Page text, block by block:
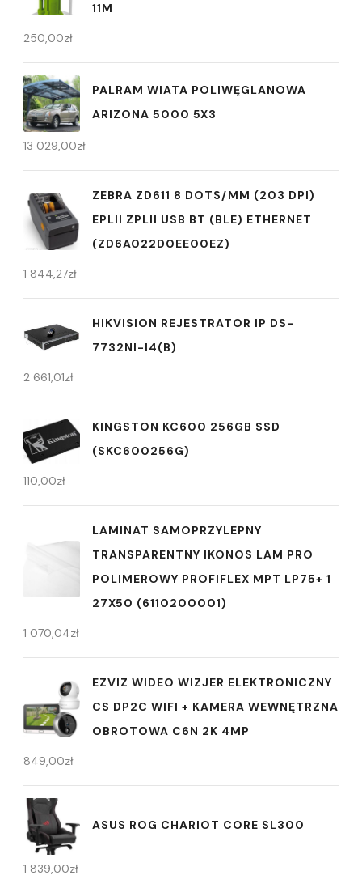
11M
250,00zł
PALRAM WIATA POLIWĘGLANOWA
ARIZONA 5000 5X3
13 029,00zł
ZEBRA ZD611 8 DOTS/MM (203 DPI)
EPLII ZPLII USB BT (BLE) ETHERNET
(ZD6A022D0EE00EZ)
1 844,27zł
HIKVISION REJESTRATOR IP DS-
7732NI-I4(B)
2 661,01zł
KINGSTON KC600 256GB SSD
(SKC600256G)
110,00zł
LAMINAT SAMOPRZYLEPNY
TRANSPARENTNY IKONOS LAM PRO
POLIMEROWY PROFIFLEX MPT LP75+ 1
27X50 (6110200001)
1 070,04zł
EZVIZ WIDEO WIZJER ELEKTRONICZNY
CS DP2C WIFI + KAMERA WEWNĘTRZNA
OBROTOWA C6N 2K 4MP
849,00zł
ASUS ROG CHARIOT CORE SL300
1 839,00zł